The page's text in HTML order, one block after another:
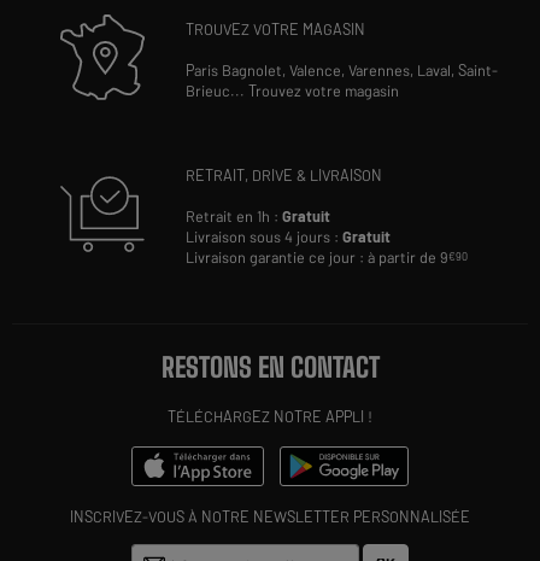
TROUVEZ VOTRE MAGASIN
Paris Bagnolet,Valence,Varennes, Laval,Saint-
Brieuc...Trouvez votre magasin
RETRAIT, DRIVE & LIVRAISON
Retrait en 1h :Gratuit
Livraison sous 4 jours :Gratuit
Livraison garantie ce jour : à partir de 9€90
RESTONS EN CONTACT
TÉLÉCHARGEZ NOTRE APPLI !
INSCRIVEZ-VOUS À NOTRE NEWSLETTER PERSONNALISÉE